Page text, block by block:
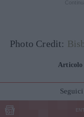
Photo Credit:
Articolo